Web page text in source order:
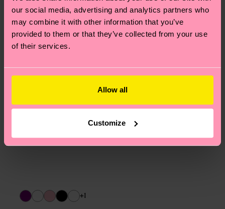
our social media, advertising and analytics partners who
may combine it with other information that you’ve
provided to them or that they’ve collected from your use
of their services.
Allow all
Customize
+1